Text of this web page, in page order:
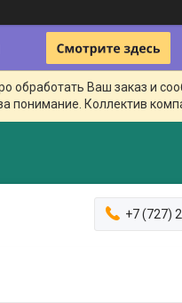
обработать Ваш заказ и
понимание. Коллектив
+7 (727)